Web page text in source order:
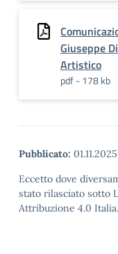
Giuseppe
Artistico
pdf - 178 kb
Pubblicato: 01.11.2025
Eccetto dove
stato rilasciato sotto
Attribuzione 4.0 Italia.